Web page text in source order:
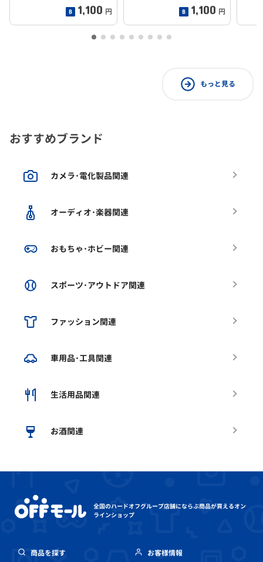
1,100 円 1,100 円
もっと見る
おすすめブランド
カメラ･電化製品関連
オーディオ･楽器関連
おもちゃ･ホビー関連
スポーツ･アウトドア関連
ファッション関連
車用品･工具関連
生活用品関連
お酒関連
全国のハードオフグループ店舗にならぶ商品が買えるオン
ラインショップ
商品を探す お客様情報